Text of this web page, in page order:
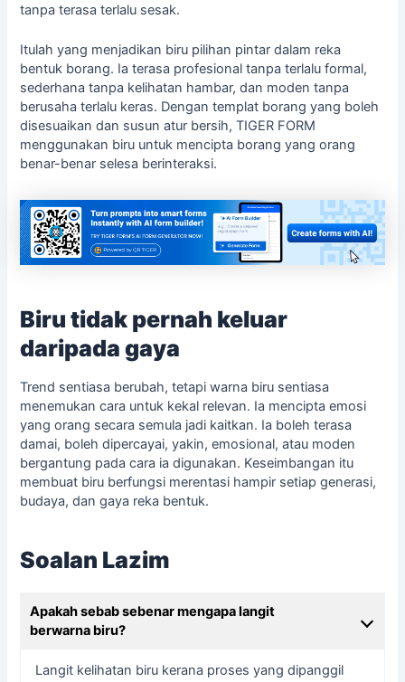
tanpa terasa terlalu sesak.
Itulah yang menjadikan biru pilihan pintar dalam reka
bentuk borang. Ia terasa profesional tanpa terlalu formal,
sederhana tanpa kelihatan hambar, dan moden tanpa
berusaha terlalu keras. Dengan templat borang yang boleh
disesuaikan dan susun atur bersih, TIGER FORM
menggunakan biru untuk mencipta borang yang orang
benar-benar selesa berinteraksi.
Biru tidak pernah keluar
daripada gaya
Trend sentiasa berubah, tetapi warna biru sentiasa
menemukan cara untuk kekal relevan. Ia mencipta emosi
yang orang secara semula jadi kaitkan. Ia boleh terasa
damai, boleh dipercayai, yakin, emosional, atau moden
bergantung pada cara ia digunakan. Keseimbangan itu
membuat biru berfungsi merentasi hampir setiap generasi,
budaya, dan gaya reka bentuk.
Soalan Lazim
Apakah sebab sebenar mengapa langit
berwarna biru?
Langit kelihatan biru kerana proses yang dipanggil